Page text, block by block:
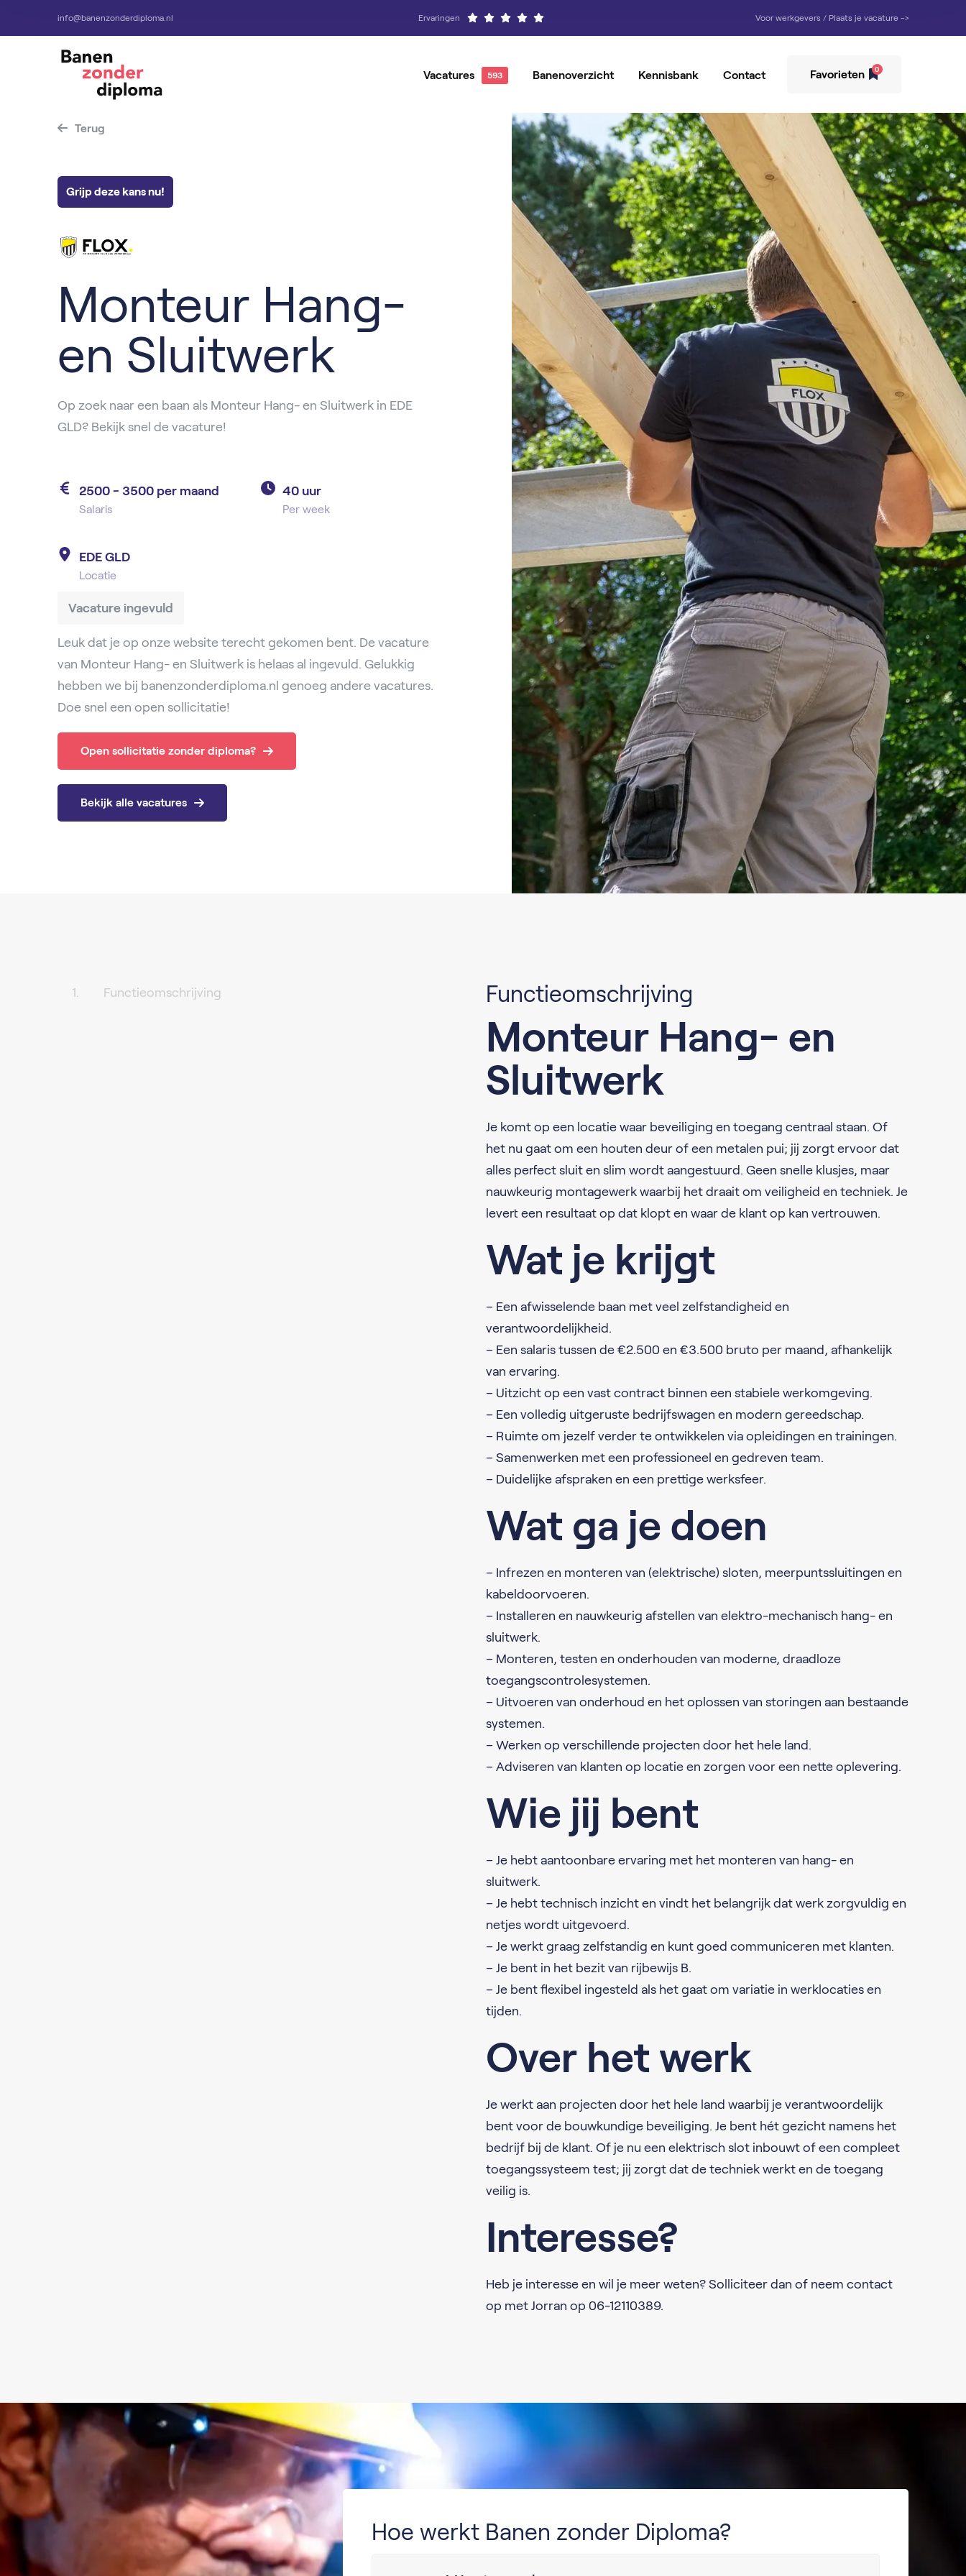
info@banenzonderdiploma.nl Ervaringen Voor werkgevers / Plaats je vacature ->
Vacatures
Vacatures per locatie
Vacature-alert
Banenoverzicht
Groenvoorziener
Magazijnmedewerker Orderpicker
Productiemedewerker
Kennisbank Contact Favorieten 0
Terug
Grijp deze kans nu!
Monteur Hang-
en Sluitwerk
Op zoek naar een baan als Monteur Hang- en Sluitwerk in EDE
GLD? Bekijk snel de vacature!
2500 - 3500 per maand
Salaris
40 uur
Per week
EDE GLD
Locatie
Vacature ingevuld
Leuk dat je op onze website terecht gekomen bent. De vacature
van Monteur Hang- en Sluitwerk is helaas al ingevuld. Gelukkig
hebben we bij banenzonderdiploma.nl genoeg andere vacatures.
Doe snel een open sollicitatie!
Open sollicitatie zonder diploma?
Bekijk alle vacatures
Functieomschrijving Functieomschrijving
Monteur Hang- en
Sluitwerk
Je komt op een locatie waar beveiliging en toegang centraal staan. Of
het nu gaat om een houten deur of een metalen pui; jij zorgt ervoor dat
alles perfect sluit en slim wordt aangestuurd. Geen snelle klusjes, maar
nauwkeurig montagewerk waarbij het draait om veiligheid en techniek. Je
levert een resultaat op dat klopt en waar de klant op kan vertrouwen.
Wat je krijgt
– Een afwisselende baan met veel zelfstandigheid en
verantwoordelijkheid.
– Een salaris tussen de €2.500 en €3.500 bruto per maand, afhankelijk
van ervaring.
– Uitzicht op een vast contract binnen een stabiele werkomgeving.
– Een volledig uitgeruste bedrijfswagen en modern gereedschap.
– Ruimte om jezelf verder te ontwikkelen via opleidingen en trainingen.
– Samenwerken met een professioneel en gedreven team.
– Duidelijke afspraken en een prettige werksfeer.
Wat ga je doen
– Infrezen en monteren van (elektrische) sloten, meerpuntssluitingen en
kabeldoorvoeren.
– Installeren en nauwkeurig afstellen van elektro-mechanisch hang- en
sluitwerk.
– Monteren, testen en onderhouden van moderne, draadloze
toegangscontrolesystemen.
– Uitvoeren van onderhoud en het oplossen van storingen aan bestaande
systemen.
– Werken op verschillende projecten door het hele land.
– Adviseren van klanten op locatie en zorgen voor een nette oplevering.
Wie jij bent
– Je hebt aantoonbare ervaring met het monteren van hang- en
sluitwerk.
– Je hebt technisch inzicht en vindt het belangrijk dat werk zorgvuldig en
netjes wordt uitgevoerd.
– Je werkt graag zelfstandig en kunt goed communiceren met klanten.
– Je bent in het bezit van rijbewijs B.
– Je bent flexibel ingesteld als het gaat om variatie in werklocaties en
tijden.
Over het werk
Je werkt aan projecten door het hele land waarbij je verantwoordelijk
bent voor de bouwkundige beveiliging. Je bent hét gezicht namens het
bedrijf bij de klant. Of je nu een elektrisch slot inbouwt of een compleet
toegangssysteem test; jij zorgt dat de techniek werkt en de toegang
veilig is.
Interesse?
Heb je interesse en wil je meer weten? Solliciteer dan of neem contact
op met Jorran op 06-12110389.
Hoe werkt Banen zonder Diploma?